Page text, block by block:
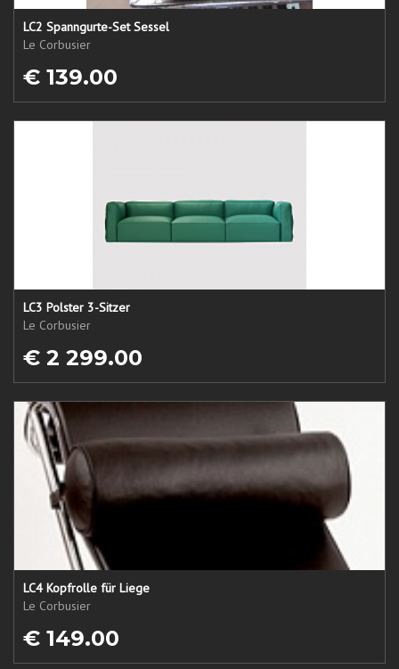
LC2 Spanngurte-Set Sessel
Le Corbusier
€ 139.00
LC3 Polster 3-Sitzer
Le Corbusier
€ 2 299.00
LC4 Kopfrolle für Liege
Le Corbusier
€ 149.00